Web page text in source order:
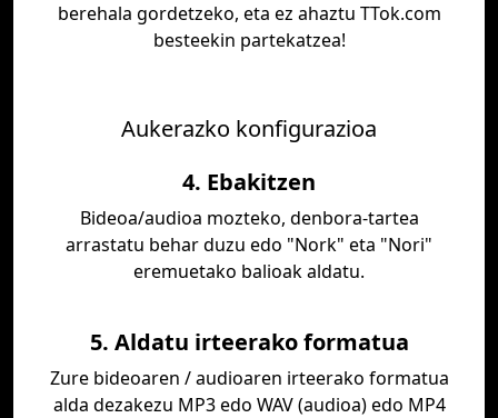
berehala gordetzeko, eta ez ahaztu TTok.com
besteekin partekatzea!
Aukerazko konfigurazioa
4. Ebakitzen
Bideoa/audioa mozteko, denbora-tartea
arrastatu behar duzu edo "Nork" eta "Nori"
eremuetako balioak aldatu.
5. Aldatu irteerako formatua
Zure bideoaren / audioaren irteerako formatua
alda dezakezu MP3 edo WAV (audioa) edo MP4